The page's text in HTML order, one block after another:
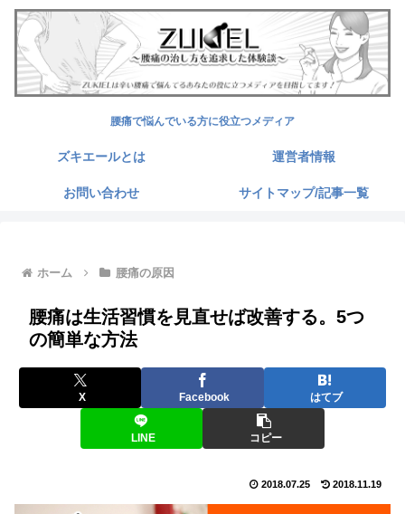
腰痛で悩んでいる方に役立つメディア
ズキエールとは 運営者情報
お問い合わせ サイトマップ/記事一覧
ホーム 腰痛の原因
腰痛は生活習慣を見直せば改善する。5つ
の簡単な方法
X Facebook はてブ
LINE コピー
2018.07.25 2018.11.19